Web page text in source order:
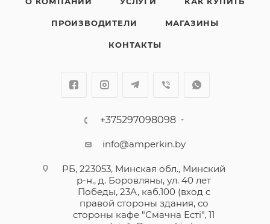
ПРОИЗВОДИТЕЛИ МАГАЗИНЫ
КОНТАКТЫ
+375297098098
info@amperkin.by
РБ, 223053, Минская обл., Минский
р-н., д. Боровляны, ул. 40 лет
Победы, 23А, каб.100 (вход с
правой стороны здания, со
стороны кафе "Смачна Естi", 11